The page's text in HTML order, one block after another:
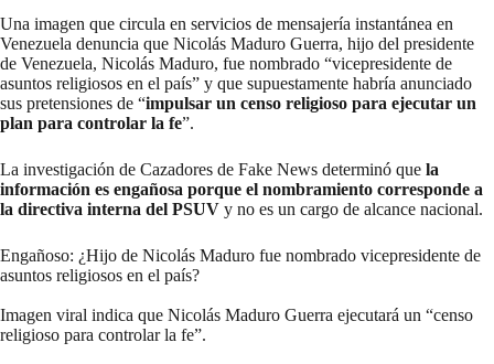
Una imagen que circula en servicios de mensajería instantánea en
Venezuela denuncia que Nicolás Maduro Guerra, hijo del presidente
de Venezuela, Nicolás Maduro, fue nombrado “vicepresidente de
asuntos religiosos en el país” y que supuestamente habría anunciado
sus pretensiones de “impulsar un censo religioso para ejecutar un
plan para controlar la fe”.
La investigación de Cazadores de Fake News determinó que la
información es engañosa porque el nombramiento corresponde a
la directiva interna del PSUV y no es un cargo de alcance nacional.
Engañoso: ¿Hijo de Nicolás Maduro fue nombrado vicepresidente de
asuntos religiosos en el país?
Imagen viral indica que Nicolás Maduro Guerra ejecutará un “censo
religioso para controlar la fe”.